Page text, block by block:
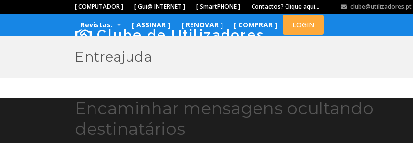
to
[ COMPUTADOR ] [ Gui@ INTERNET ] [ SmartPHONE ] Contactos? Clique aqui… clube@utilizadores.pt
Clube de Utilizadores
Revistas: [ ASSINAR ] [ RENOVAR ] [ COMPRAR ] LOGIN
Entreajuda
Encaminhar mensagens ocultando
destinatários